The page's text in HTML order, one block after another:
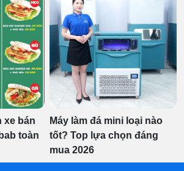
xe bán
toàn
Máy làm đá mini loại nào
tốt? Top lựa chọn đáng
mua 2026